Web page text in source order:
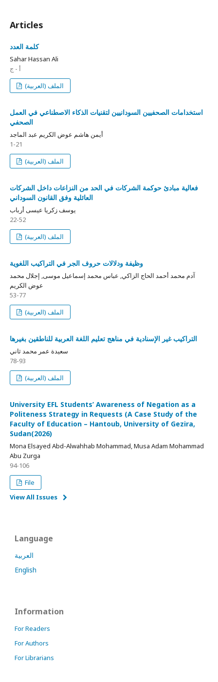
Articles
كلمة العدد
Sahar Hassan Ali
أ - ج
الملف (العربية)
استخدامات الصحفيين السودانيين لتقنيات الذكاء الاصطناعي في العمل
الصحفي
أيمن هاشم عوض الكريم عبد الماجد
1-21
الملف (العربية)
فعالية مبادئ حوكمة الشركات في الحد من النزاعات داخل الشركات
العائلية وفق القانون السوداني
يوسف زكريا عيسى أرباب
22-52
الملف (العربية)
وظيفة ودلالات حروف الجر في التراكيب اللغوية
آدم محمد أحمد الحاج الزاكي, عباس محمد إسماعيل موسى, إجلال محمد
عوض الكريم
53-77
الملف (العربية)
التراكيب غير الإسنادية في مناهج تعليم اللغة العربية للناطقين بغيرها
سعيدة عمر محمد ثاني
78-93
الملف (العربية)
University EFL Students’ Awareness of Negation as a
Politeness Strategy in Requests (A Case Study of the
Faculty of Education – Hantoub, University of Gezira,
Sudan(2026)
Mona Elsayed Abd-Alwahhab Mohammad, Musa Adam Mohammad
Abu Zurga
94-106
File
View All Issues
Language
العربية
English
Information
For Readers
For Authors
For Librarians